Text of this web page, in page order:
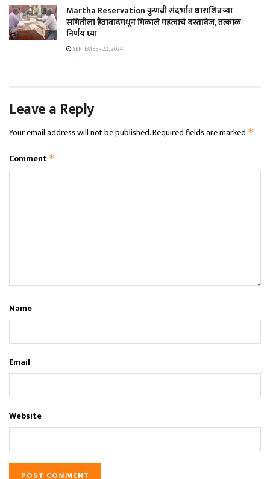
Martha Reservation कुणबी संदर्भात धाराशिवच्या
समितीला हैद्राबादमधून मिळाले महत्वाचे दस्तावेज, तत्काळ
निर्णय घ्या
SEPTEMBER 22, 2024
Leave a Reply
Your email address will not be published.Required fields are marked *
Comment *
Name
Email
Website